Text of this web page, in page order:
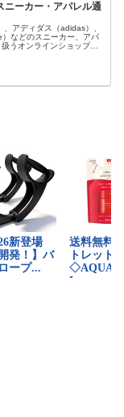
ニーカー・アパレル通
アディダス（adidas）、
などのスニーカー、アパ
うオンラインショップで